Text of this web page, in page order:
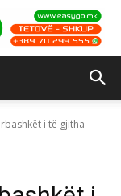
i të gjitha